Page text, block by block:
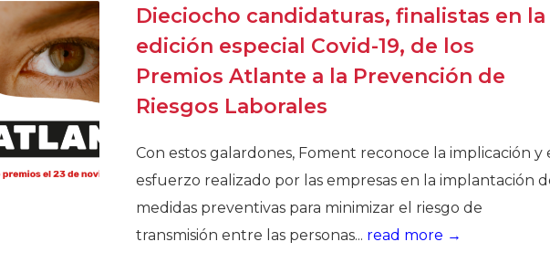
Órganos de Gobierno
Órganos Consultivos
Estructura Ejecutiva
Económicos y Sociales
Organizaciones territoriales
Dieciocho candidaturas, finalistas en la
edición especial Covid-19, de los
Premios Atlante a la Prevención de
Riesgos Laborales
Con estos galardones, Foment reconoce la implicación y
esfuerzo realizado por las empresas en la implantación
medidas preventivas para minimizar el riesgo de
transmisión entre las personas... read more →